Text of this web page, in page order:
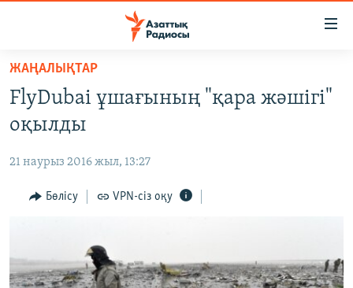
Skip
main
content
to
Navigation
Search
ЖАҢАЛЫҚТАР
САЯСАТ
ҚАҢТАР ОҚИҒАСЫ
АДАМ ҚҰҚЫҚТАРЫ
АРНАЙЫ ЖОБАЛАР
ЖАҢАЛЫҚТАР
FlyDubai ұшағының "қара жәшігі"
оқылды
21 наурыз 2016 жыл, 13:27
Бөлісу VPN-сіз оқу